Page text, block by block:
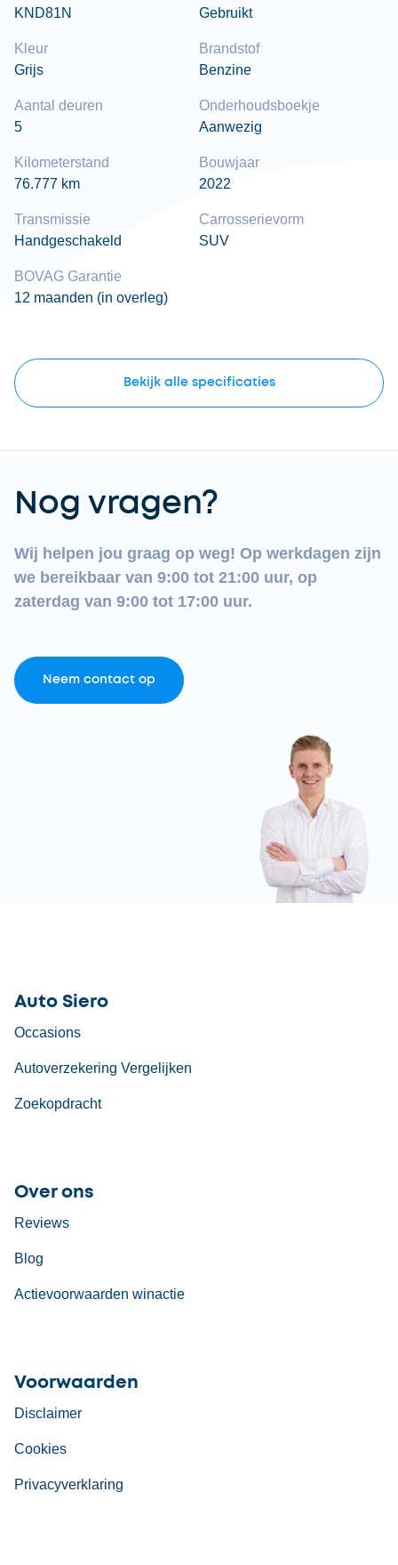
KND81N
Gebruikt
Kleur
Grijs
Brandstof
Benzine
Aantal deuren
5
Onderhoudsboekje
Aanwezig
Kilometerstand
76.777 km
Bouwjaar
2022
Transmissie
Handgeschakeld
Carrosserievorm
SUV
BOVAG Garantie
12 maanden (in overleg)
Bekijk allespecificaties
Nog vragen?
Wij helpen jou graag op weg! Op werkdagen zijn
we bereikbaar van 9:00 tot 21:00 uur, op
zaterdag van 9:00 tot 17:00 uur.
Neem contact op
Auto Siero
Occasions
Autoverzekering Vergelijken
Zoekopdracht
Over ons
Reviews
Blog
Actievoorwaarden winactie
Voorwaarden
Disclaimer
Cookies
Privacyverklaring